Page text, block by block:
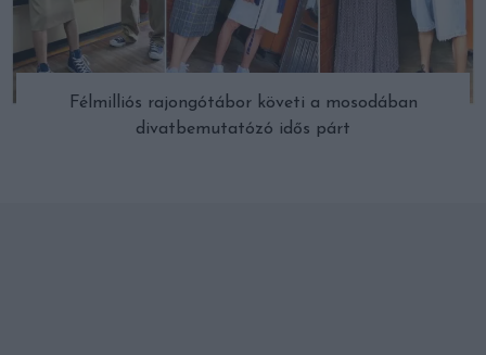
Félmilliós rajongótábor követi a mosodában
divatbemutatózó idős párt